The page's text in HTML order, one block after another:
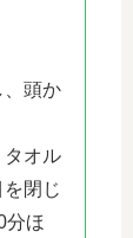
、頭か
タオル
閉じ
分ほ